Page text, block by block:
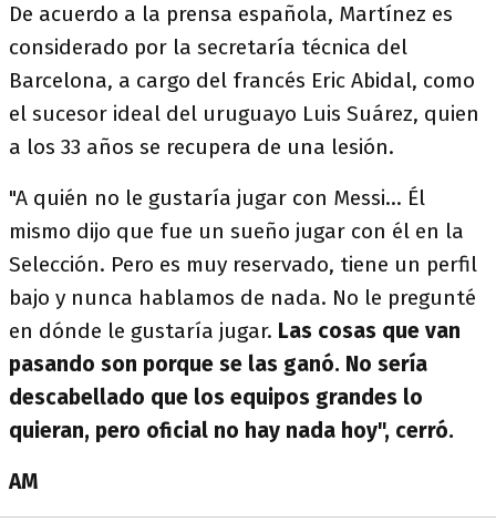
De acuerdo a la prensa española, Martínez es
considerado por la secretaría técnica del
Barcelona, a cargo del francés Eric Abidal, como
el sucesor ideal del uruguayo Luis Suárez, quien
a los 33 años se recupera de una lesión.
"A quién no le gustaría jugar con Messi... Él
mismo dijo que fue un sueño jugar con él en la
Selección. Pero es muy reservado, tiene un perfil
bajo y nunca hablamos de nada. No le pregunté
en dónde le gustaría jugar. Las cosas que van
pasando son porque se las ganó. No sería
descabellado que los equipos grandes lo
quieran, pero oficial no hay nada hoy", cerró.
AM